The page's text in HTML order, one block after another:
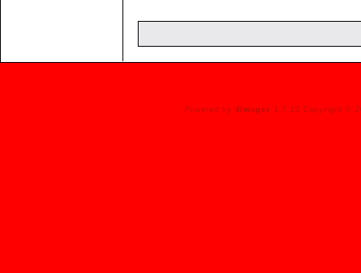
Powered by 4images 1.7.10 Copyright ©